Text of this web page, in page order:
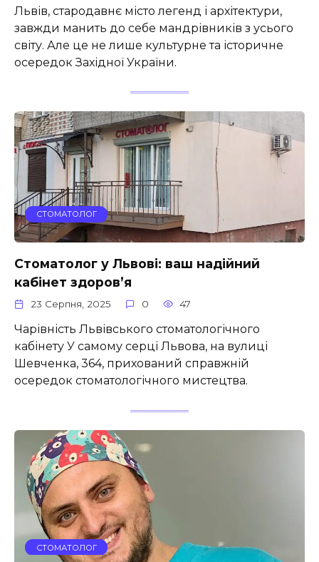
Львів, стародавнє місто легенд і архітектури,
завжди манить до себе мандрівників з усього
світу. Але це не лише культурне та історичне
осередок Західної України.
СТОМАТОЛОГ
Стоматолог у Львові: ваш надійний
кабінет здоров’я
23 Серпня, 2025 0 47
Чарівність Львівського стоматологічного
кабінету У самому серці Львова, на вулиці
Шевченка, 364, прихований справжній
осередок стоматологічного мистецтва.
СТОМАТОЛОГ